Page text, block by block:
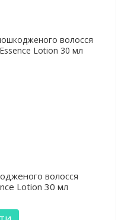
волосся
Lotion 30 мл